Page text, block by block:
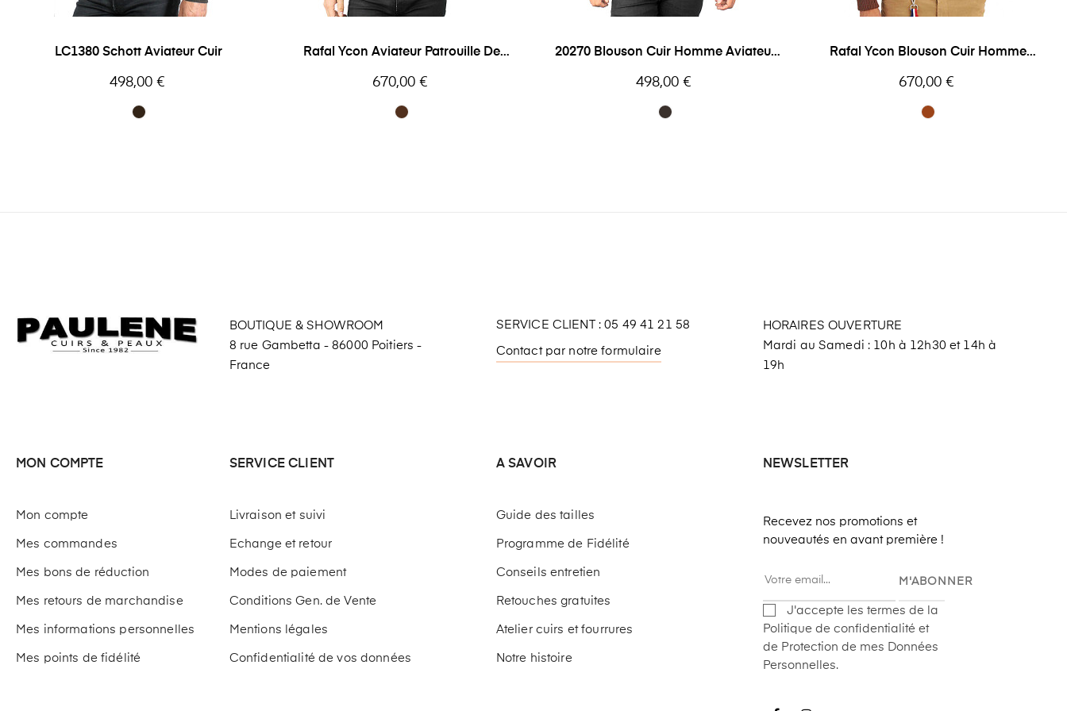
LC1380 Schott Aviateur Cuir
Prix
498,00 €
Rafal Ycon Aviateur Patrouille De
Prix
670,00 €
20270 Blouson Cuir Homme Aviateur
Prix
498,00 €
Rafal Ycon Blouson Cuir Homme
Prix
670,00 €
BOUTIQUE & SHOWROOM
8 rue Gambetta - 86000 Poitiers -
France
SERVICE CLIENT : 05 49 41 21 58
Contact par notre formulaire
HORAIRES OUVERTURE
Mardi au Samedi : 10h à 12h30 et 14h à
19h
MON COMPTE
Mon compte
Mes commandes
Mes bons de réduction
Mes retours de marchandise
Mes informations personnelles
Mes points de fidélité
SERVICE CLIENT
Livraison et suivi
Echange et retour
Modes de paiement
Conditions Gen. de Vente
Mentions légales
Confidentialité de vos données
A SAVOIR
Guide des tailles
Programme de Fidélité
Conseils entretien
Retouches gratuites
Atelier cuirs et fourrures
Notre histoire
NEWSLETTER
Recevez nos promotions et
nouveautés en avant première !
M'ABONNER
J'accepte les termes de la
Politique de confidentialité et
de Protection de mes Données
Personnelles.